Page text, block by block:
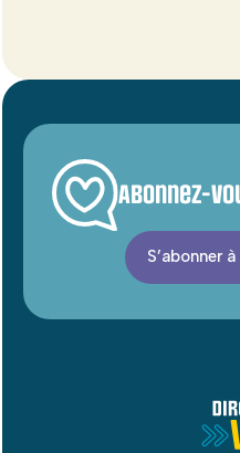
Abonnez-
S’abonner